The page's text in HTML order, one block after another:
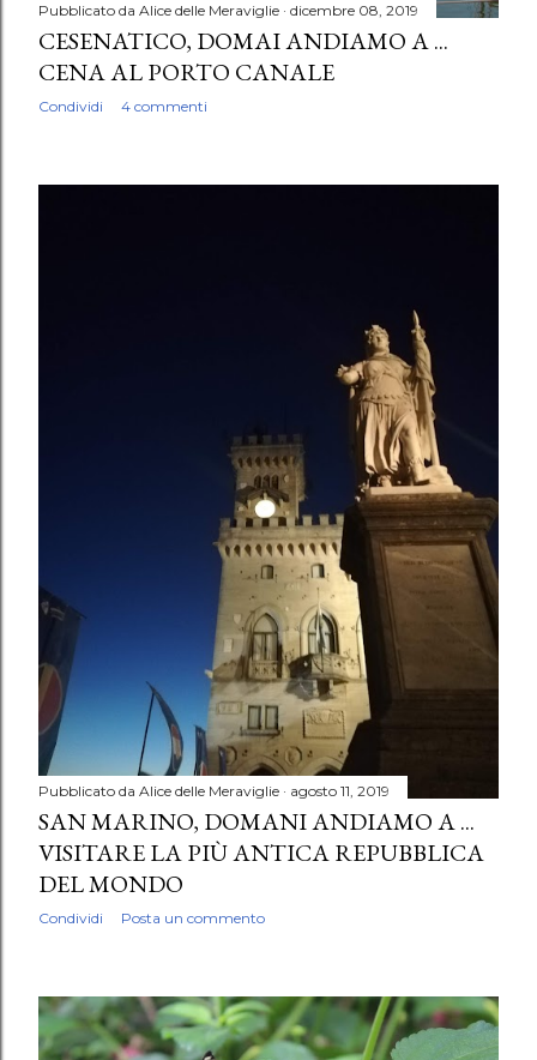
Pubblicato da Alice delle Meraviglie dicembre 08, 2019
CESENATICO, DOMAI ANDIAMO A ...
CENA AL PORTO CANALE
Condividi 4 commenti
Pubblicato da Alice delle Meraviglie agosto 11, 2019
SAN MARINO, DOMANI ANDIAMO A ...
VISITARE LA PIÙ ANTICA REPUBBLICA
DEL MONDO
Condividi Posta un commento